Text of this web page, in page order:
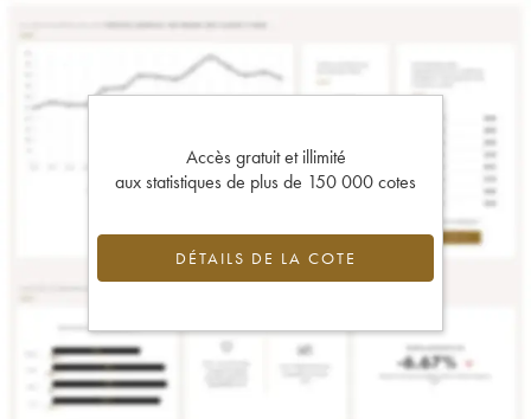
Accès gratuit et illimité
aux statistiques de plus de 150 000 cotes
DÉTAILS DE LA COTE